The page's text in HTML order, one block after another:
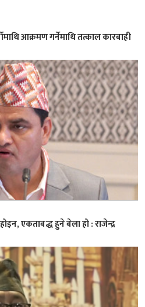
आक्रमण गर्नेमाथि तत्काल कारबाही
एकताबद्ध हुने बेला हो : राजेन्द्र